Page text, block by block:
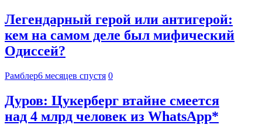
Легендарный герой или антигерой:
кем на самом деле был мифический
Одиссей?
Рамблер6 месяцев спустя 0
Дуров: Цукерберг втайне смеется
над 4 млрд человек из WhatsApp*